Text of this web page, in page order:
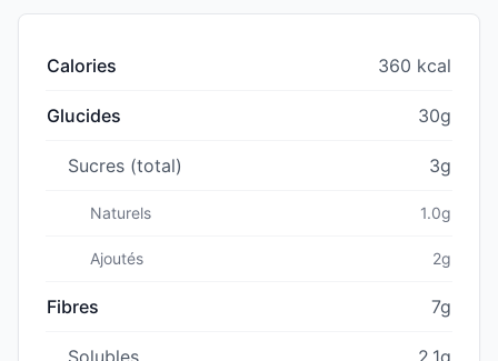
Calories 360 kcal
Glucides 30g
Sucres (total) 3g
Naturels 1.0g
Ajoutés 2g
Fibres 7g
Solubles 2.1g